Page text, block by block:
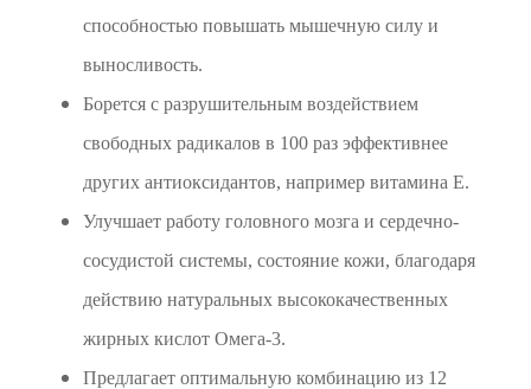
способностью повышать мышечную силу и
выносливость.
Борется с разрушительным воздействием
свободных радикалов в 100 раз эффективнее
других антиоксидантов, например витамина Е.
Улучшает работу головного мозга и сердечно-
сосудистой системы, состояние кожи, благодаря
действию натуральных высококачественных
жирных кислот Омега-3.
Предлагает оптимальную комбинацию из 12